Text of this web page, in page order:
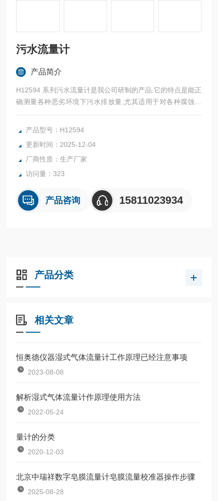
污水流量计
产品简介
H12594 系列污水流量计是我公司研制的产品.它的特点是能正
确测量各种恶劣环境下污水排放量,尤其适用于对各种腐蚀流
量的检测,其精度优于1%.对各种大小流量的测量都适用。与二
次仪表配套适用，达到对被测介质流量的远传、记录、报警。
ED。本仪表配有自充电瓶停电时仍能进行流量计量。并具有
断电报警功能。外界停电则红色指示灯
产品型号：H12594
更新时间：2025-12-04
厂商性质：生产厂家
访问量：323
产品咨询 15811023934
产品分类
相关文章
恒奥德仪器湿式气体流量计工作原理已经注意事项
2023-08-08
解析湿式气体流量计作原理使用方法
2022-05-24
量计的分类
2020-12-03
北京中瑞祥数字皂膜流量计皂膜流量校准器操作步骤
2025-08-28